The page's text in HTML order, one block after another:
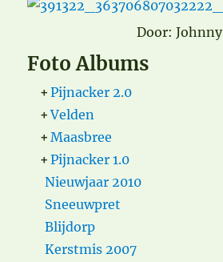
Door: Johnny
Foto Albums
+ Pijnacker 2.0
+ Velden
+ Maasbree
+ Pijnacker 1.0
Nieuwjaar 2010
Sneeuwpret
Blijdorp
Kerstmis 2007